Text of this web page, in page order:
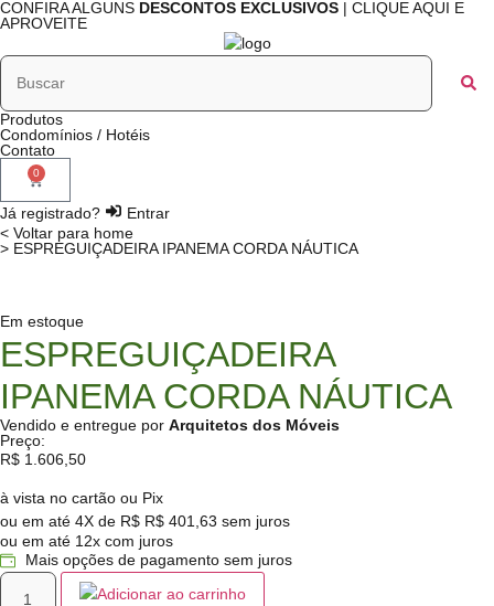
CONFIRA ALGUNS DESCONTOS EXCLUSIVOS | CLIQUE AQUI E
APROVEITE
Produtos
Condomínios / Hotéis
Contato
0
Já registrado?
Entrar
< Voltar para home
> ESPREGUIÇADEIRA IPANEMA CORDA NÁUTICA
Em estoque
ESPREGUIÇADEIRA
IPANEMA CORDA NÁUTICA
Vendido e entregue por Arquitetos dos Móveis
Preço:
R$ 1.606,50
à vista no cartão ou Pix
ou em até 4X de R$ R$ 401,63 sem juros
ou em até 12x com juros
Mais opções de pagamento sem juros
Adicionar ao carrinho